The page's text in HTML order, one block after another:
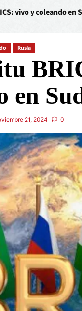
vivo y coleando en
Rusia
en
21, 2024 0